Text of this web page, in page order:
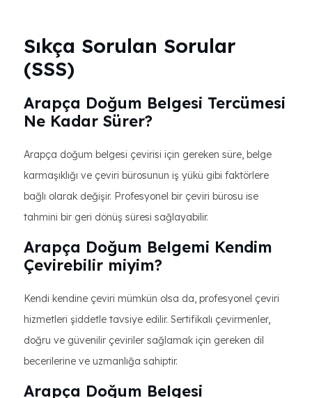
Sıkça Sorulan Sorular
(SSS)
Arapça Doğum Belgesi Tercümesi
Ne Kadar Sürer?
Arapça doğum belgesi çevirisi için gereken süre, belge
karmaşıklığı ve çeviri bürosunun iş yükü gibi faktörlere
bağlı olarak değişir. Profesyonel bir çeviri bürosu ise
tahmini bir geri dönüş süresi sağlayabilir.
Arapça Doğum Belgemi Kendim
Çevirebilir miyim?
Kendi kendine çeviri mümkün olsa da, profesyonel çeviri
hizmetleri şiddetle tavsiye edilir. Sertifikalı çevirmenler,
doğru ve güvenilir çeviriler sağlamak için gereken dil
becerilerine ve uzmanlığa sahiptir.
Arapça Doğum Belgesi